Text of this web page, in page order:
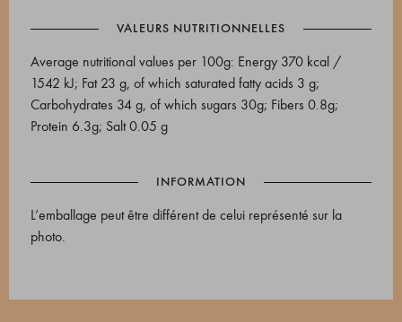
VALEURS NUTRITIONNELLES
Average nutritional values ​​per 100g: Energy 370 kcal /
1542 kJ; Fat 23 g, of which saturated fatty acids 3 g;
Carbohydrates 34 g, of which sugars 30g; Fibers 0.8g;
Protein 6.3g; Salt 0.05 g
INFORMATION
L’emballage peut être différent de celui représenté sur la
photo.